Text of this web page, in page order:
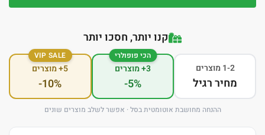
קנו יותר, חסכו יותר
1-2 מוצרים
מחיר רגיל
הכי פופולרי
3+ מוצרים
-5%
VIP SALE
5+ מוצרים
-10%
ההנחה מחושבת אוטומטית בסל · אפשר לשלב מוצרים שונים